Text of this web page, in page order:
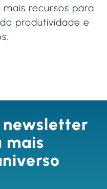
recursos para
produtividade e
newsletter
mais